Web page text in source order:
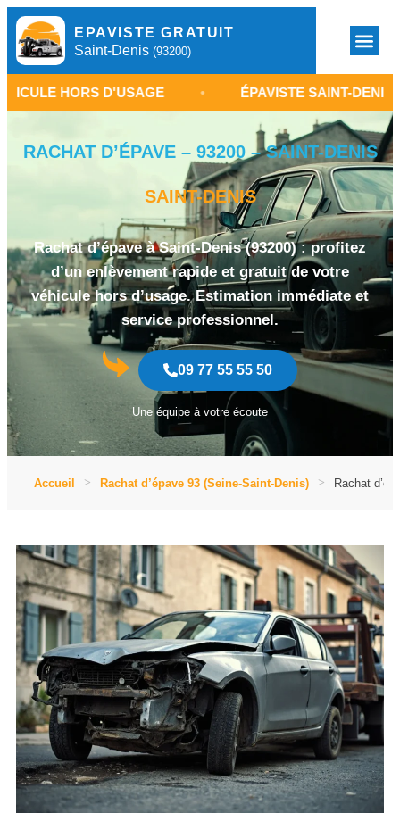
EPAVISTE GRATUIT
Saint-Denis (93200)
D'USAGE • ÉPAVISTE SAINT-DENIS 93200
RACHAT D’ÉPAVE – 93200 – SAINT-DENIS
SAINT-DENIS
Rachat d’épave à Saint-Denis (93200) : profitez
d’un enlèvement rapide et gratuit de votre
véhicule hors d’usage. Estimation immédiate et
service professionnel.
09 77 55 55 50
Une équipe à votre écoute
Accueil Rachat d’épave 93 (Seine-Saint-Denis) Rachat